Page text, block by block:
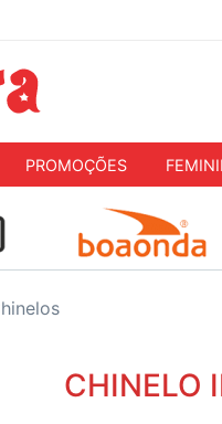
PROMOÇÕES
CHINELO